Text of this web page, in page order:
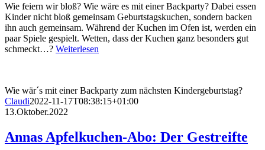
Wie feiern wir bloß? Wie wäre es mit einer Backparty? Dabei essen
Kinder nicht bloß gemeinsam Geburtstagskuchen, sondern backen
ihn auch gemeinsam. Während der Kuchen im Ofen ist, werden ein
paar Spiele gespielt. Wetten, dass der Kuchen ganz besonders gut
schmeckt…? Weiterlesen
Wie wär´s mit einer Backparty zum nächsten Kindergeburtstag?
Claudi2022-11-17T08:38:15+01:00
13.Oktober.2022
Annas Apfelkuchen-Abo: Der Gestreifte